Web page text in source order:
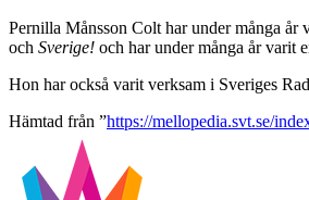
Pernilla Månsson Colt har under många år
och Sverige! och har under många år varit
Hon har också varit verksam i Sveriges
Hämtad från ”https://mellopedia.svt.se/